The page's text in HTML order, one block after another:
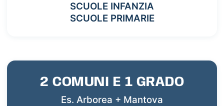
SCUOLE INFANZIA
SCUOLE PRIMARIE
2 COMUNI E 1 GRADO
Es. Arborea + Mantova